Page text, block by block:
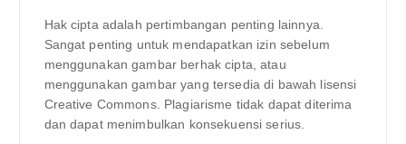
Hak cipta adalah pertimbangan penting lainnya.
Sangat penting untuk mendapatkan izin sebelum
menggunakan gambar berhak cipta, atau
menggunakan gambar yang tersedia di bawah lisensi
Creative Commons. Plagiarisme tidak dapat diterima
dan dapat menimbulkan konsekuensi serius.